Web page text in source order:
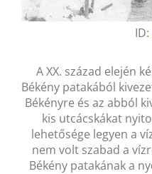
ID:
A XX. század elején
Békény patakából
Békényre és az abból
kis utcácskákat
lehetősége legyen a
nem volt szabad a
Békény patakának a